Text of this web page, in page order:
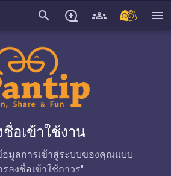
search menu
ชื่อเข้าใช้งาน
อมูลการเข้าสู่ระบบของคุณแบบ
รลงชื่อเข้าใช้ถาวร"